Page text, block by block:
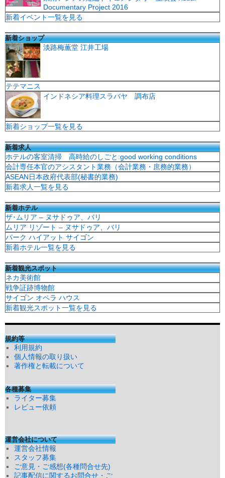
Documentary Project 2016
新着イベント一覧を見る
新着ショップ
淡路梅薫堂 江井工場
テテマニス
インドネシア料理スラバヤ 調布店
新着ショップ一覧を見る
新着求人
ホテルの客室清掃 高時給のしごと:good working conditions
会計専任本官のアシスタント業務（会計業務・庶務的業務）
ASEAN日本政府代表部(秘書的業務)
新着求人一覧を見る
新着ホテル
ザ･ムリア – ヌサドゥア、バリ
ムリア リゾート – ヌサドゥア、バリ
パーク ハイアット サイゴン
新着ホテル一覧を見る
新着観光スポット
ネカ美術館
戦争証跡博物館
サイゴン オペラ ハウス
新着観光スポット一覧を見る
規約等
利用規約
個人情報の取り扱い
著作権と転載について
各種募集
ライター募集
レビュー依頼
運営会社について
運営会社情報
スタッフ募集
ご意見・ご感想(各種問合せ先)
記事配信に関するお問合せ・ご